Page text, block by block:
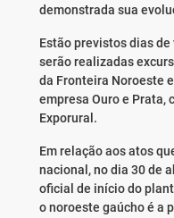
demonstrada sua
Estão previstos dias
serão realizadas
da Fronteira Noroeste
empresa Ouro e Prata,
Exporural.
Em relação aos atos
nacional, no dia 30 de
oficial de início do
o noroeste gaúcho é a